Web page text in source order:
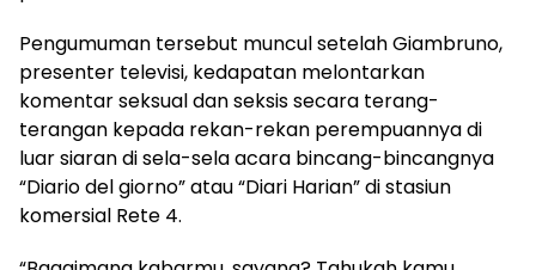
Pengumuman tersebut muncul setelah Giambruno,
presenter televisi, kedapatan melontarkan
komentar seksual dan seksis secara terang-
terangan kepada rekan-rekan perempuannya di
luar siaran di sela-sela acara bincang-bincangnya
“Diario del giorno” atau “Diari Harian” di stasiun
komersial Rete 4.